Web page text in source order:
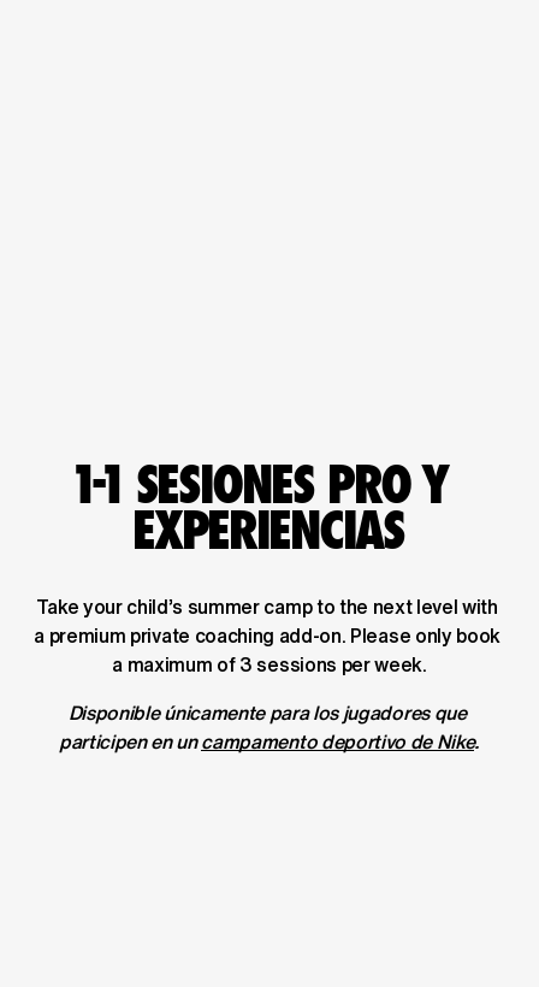
1-1 SESIONES PRO Y
EXPERIENCIAS
Take your child’s summer camp to the next level with
a premium private coaching add-on. Please only book
a maximum of 3 sessions per week.
Disponible únicamente para los jugadores que
participen en un campamento deportivo de Nike.